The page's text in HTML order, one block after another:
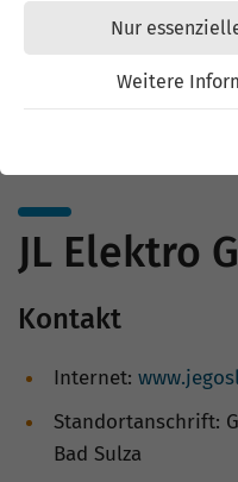
Nur
Weitere
JL Elektro
Kontakt
Internet:
Standortanschrift:
Bad Sulza